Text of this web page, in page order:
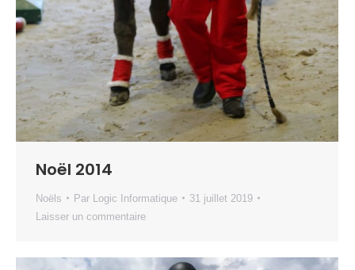
Noël 2014
Noëls Par Logic Informatique
31 juillet 2019
Laisser un commentaire